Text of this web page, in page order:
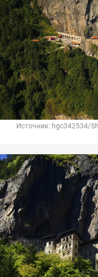
Источник: hgc342534/